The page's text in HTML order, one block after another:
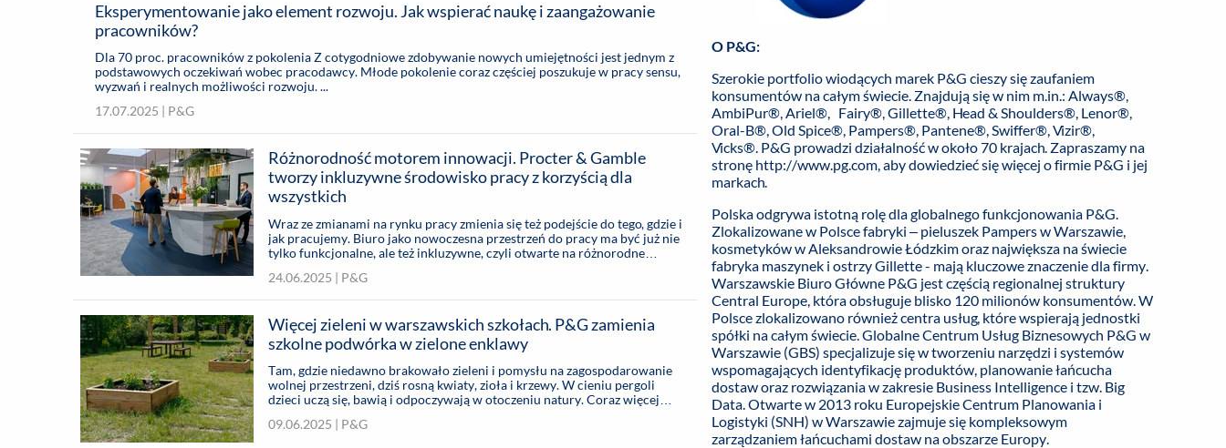
Eksperymentowanie jako element rozwoju. Jak wspierać naukę i zaangażowanie
pracowników?
Dla 70 proc. pracowników z pokolenia Z cotygodniowe zdobywanie nowych umiejętności jest jednym z
podstawowych oczekiwań wobec pracodawcy. Młode pokolenie coraz częściej poszukuje w pracy sensu,
wyzwań i realnych możliwości rozwoju. ...
17.07.2025 | P&G
Różnorodność motorem innowacji. Procter & Gamble
tworzy inkluzywne środowisko pracy z korzyścią dla
wszystkich
Wraz ze zmianami na rynku pracy zmienia się też podejście do tego, gdzie i
jak pracujemy. Biuro jako nowoczesna przestrzeń do pracy ma być już nie
tylko funkcjonalne, ale też inkluzywne, czyli otwarte na różnorodne
efektywnie współpracować, tworząc w ten sposób wymierną wartość dla
firmy. Doskonale rozumie to koncern Procter & Gamble, właściciel
Pampers, który w swoim warszawskim biurze wprowadza rozwiązania
ułatwiające pracownikom komunikację i niwelujące bariery i ograniczenia.
24.06.2025 | P&G
Więcej zieleni w warszawskich szkołach. P&G zamienia
szkolne podwórka w zielone enklawy
Tam, gdzie niedawno brakowało zieleni i pomysłu na zagospodarowanie
wolnej przestrzeni, dziś rosną kwiaty, zioła i krzewy. W cieniu pergoli
dzieci uczą się, bawią i odpoczywają w otoczeniu natury. Coraz więcej
Procter & Gamble, która stoi za takimi markami jak Ariel, Pampers, Gillette
09.06.2025 | P&G
O P&G:
Szerokie portfolio wiodących marek P&G cieszy się zaufaniem
konsumentów na całym świecie. Znajdują się w nim m.in.: Always®,
AmbiPur®, Ariel®, Fairy®, Gillette®, Head & Shoulders®, Lenor®,
Oral-B®, Old Spice®, Pampers®, Pantene®, Swiffer®, Vizir®,
Vicks®. P&G prowadzi działalność w około 70 krajach. Zapraszamy na
stronę http://www.pg.com, aby dowiedzieć się więcej o firmie P&G i jej
markach.
Polska odgrywa istotną rolę dla globalnego funkcjonowania P&G.
Zlokalizowane w Polsce fabryki – pieluszek Pampers w Warszawie,
kosmetyków w Aleksandrowie Łódzkim oraz największa na świecie
fabryka maszynek i ostrzy Gillette - mają kluczowe znaczenie dla firmy.
Warszawskie Biuro Główne P&G jest częścią regionalnej struktury
Central Europe, która obsługuje blisko 120 milionów konsumentów. W
Polsce zlokalizowano również centra usług, które wspierają jednostki
spółki na całym świecie. Globalne Centrum Usług Biznesowych P&G w
Warszawie (GBS) specjalizuje się w tworzeniu narzędzi i systemów
wspomagających identyfikację produktów, planowanie łańcucha
dostaw oraz rozwiązania w zakresie Business Intelligence i tzw. Big
Data. Otwarte w 2013 roku Europejskie Centrum Planowania i
Logistyki (SNH) w Warszawie zajmuje się kompleksowym
zarządzaniem łańcuchami dostaw na obszarze Europy.